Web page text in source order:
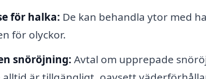
för halka: De kan behandla ytor med
för olyckor.
snöröjning: Avtal om upprepade